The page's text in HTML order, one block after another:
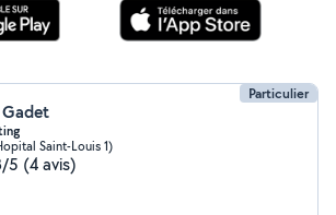
Particulier
Saint-Louis 1)
5 (4 avis)